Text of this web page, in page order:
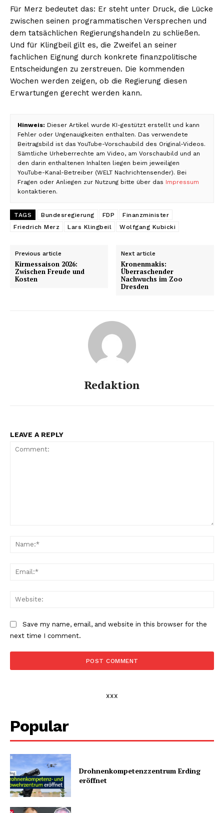
Für Merz bedeutet das: Er steht unter Druck, die Lücke
zwischen seinen programmatischen Versprechen und
dem tatsächlichen Regierungshandeln zu schließen.
Und für Klingbeil gilt es, die Zweifel an seiner
fachlichen Eignung durch konkrete finanzpolitische
Entscheidungen zu zerstreuen. Die kommenden
Wochen werden zeigen, ob die Regierung diesen
Erwartungen gerecht werden kann.
Hinweis: Dieser Artikel wurde KI-gestützt erstellt und kann
Fehler oder Ungenauigkeiten enthalten. Das verwendete
Beitragsbild ist das YouTube-Vorschaubild des Original-Videos.
Sämtliche Urheberrechte am Video, am Vorschaubild und an
den darin enthaltenen Inhalten liegen beim jeweiligen
YouTube-Kanal-Betreiber (WELT Nachrichtensender). Bei
Fragen oder Anliegen zur Nutzung bitte über das Impressum
kontaktieren.
TAGS Bundesregierung FDP
Finanzminister
Friedrich Merz
Lars Klingbeil Wolfgang Kubicki
Previous article
Kirmessaison 2026:
Zwischen Freude und
Kosten
Next article
Kronenmakis:
Überraschender
Nachwuchs im Zoo
Dresden
Redaktion
LEAVE A REPLY
Save my name, email, and website in this browser for the
next time I comment.
xxx
Popular
Drohnenkompetenz­zentrum Erding
eröffnet